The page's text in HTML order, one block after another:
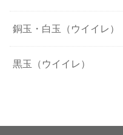
銅玉・白玉（ウイイレ）
黒玉（ウイイレ）